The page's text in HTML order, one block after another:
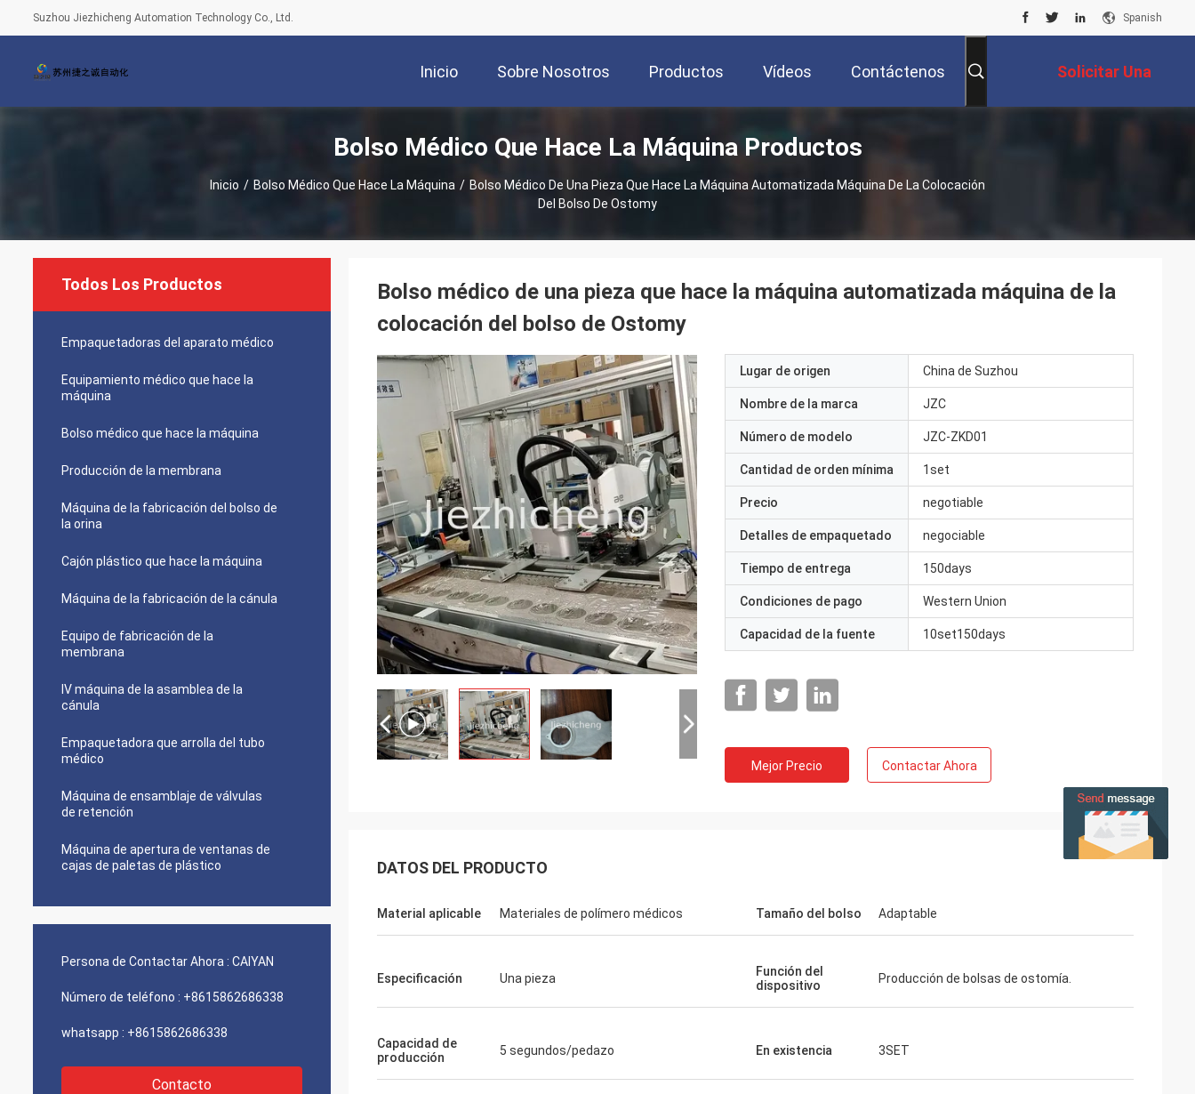
Suzhou Jiezhicheng Automation Technology Co., Ltd. Spanish
Inicio Sobre Nosotros Productos Vídeos Contáctenos Solicitar Una
Cotización
Bolso Médico Que Hace La Máquina Productos
Inicio / Bolso Médico Que Hace La Máquina / Bolso Médico De Una Pieza Que Hace La Máquina Automatizada Máquina De La Colocación
Del Bolso De Ostomy
Todos Los Productos
Empaquetadoras del aparato médico
Equipamiento médico que hace la
máquina
Bolso médico que hace la máquina
Producción de la membrana
Máquina de la fabricación del bolso de
la orina
Cajón plástico que hace la máquina
Máquina de la fabricación de la cánula
Equipo de fabricación de la
membrana
IV máquina de la asamblea de la
cánula
Empaquetadora que arrolla del tubo
médico
Máquina de ensamblaje de válvulas
de retención
Máquina de apertura de ventanas de
cajas de paletas de plástico
Persona de Contactar Ahora : CAIYAN
Número de teléfono : +8615862686338
whatsapp : +8615862686338
Contacto
Bolso médico de una pieza que hace la máquina automatizada máquina de la
colocación del bolso de Ostomy
Lugar de origen China de Suzhou
Nombre de la marca JZC
Número de modelo JZC-ZKD01
Cantidad de orden mínima 1set
Precio negotiable
Detalles de empaquetado negociable
Tiempo de entrega 150days
Condiciones de pago Western Union
Capacidad de la fuente 10set150days
Mejor Precio Contactar Ahora
DATOS DEL PRODUCTO
Material aplicable Materiales de polímero médicos Tamaño del bolso Adaptable
Especificación Una pieza
Función del
dispositivo
Producción de bolsas de ostomía.
Capacidad de
producción
5 segundos/pedazo En existencia 3SET